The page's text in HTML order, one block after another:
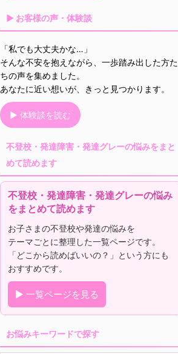
▶ お客様の声・体験談
「私でも大丈夫かな…」
そんな不安を抱えながら、一歩踏み出した方た
ちの声を集めました。
あなたに近い想いが、きっと見つかります。
▶ 体験談を読む
不登校・発達障害・発達グレーの悩みをまと
めて読めます
不登校・発達障害・発達グレーの悩み
をまとめて読めます
お子さまの不登校や発達の悩みを
テーマごとに整理した一覧ページです。
「どこから読めばいいの？」という方にも
おすすめです。
▶ 一覧ページを見る
お悩みキーワードで探す